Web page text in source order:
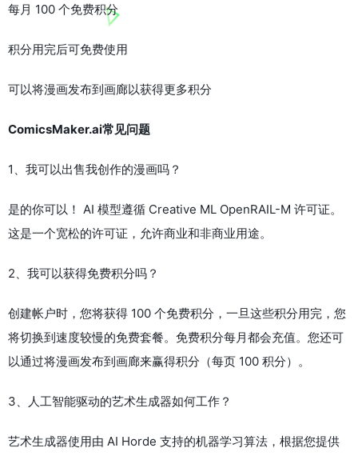
每月 100 个免费积分
积分用完后可免费使用
可以将漫画发布到画廊以获得更多积分
ComicsMaker.ai常见问题
1、我可以出售我创作的漫画吗？
是的你可以！ AI 模型遵循 Creative ML OpenRAIL-M 许可证。
这是一个宽松的许可证，允许商业和非商业用途。
2、我可以获得免费积分吗？
创建帐户时，您将获得 100 个免费积分，一旦这些积分用完，您
将切换到速度较慢的免费套餐。免费积分每月都会充值。您还可
以通过将漫画发布到画廊来赢得积分（每页 100 积分）。
3、人工智能驱动的艺术生成器如何工作？
艺术生成器使用由 AI Horde 支持的机器学习算法，根据您提供